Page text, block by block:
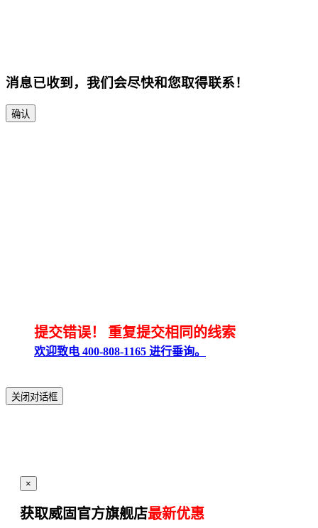
消息已收到，我们会尽快和您取得联系！
确认
提交错误！ 重复提交相同的线索
欢迎致电 400-808-1165 进行垂询。
关闭对话框
×
获取威固官方旗舰店最新优惠